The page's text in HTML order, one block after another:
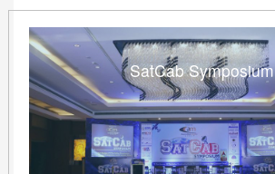
SatCab Symposium